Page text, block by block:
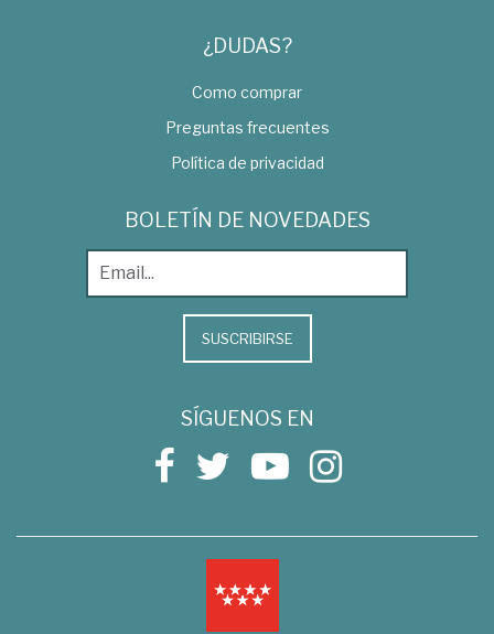
¿DUDAS?
Como comprar
Preguntas frecuentes
Política de privacidad
BOLETÍN DE NOVEDADES
SUSCRIBIRSE
SÍGUENOS EN